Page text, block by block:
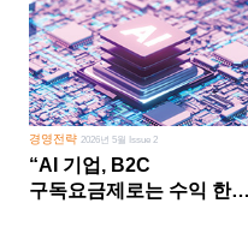
경영전략 2026년 5월 Issue 2
“AI 기업, B2C
구독요금제로는 수익 한계